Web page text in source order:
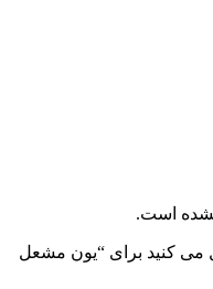
است.
می کنید برای “یون مشعل